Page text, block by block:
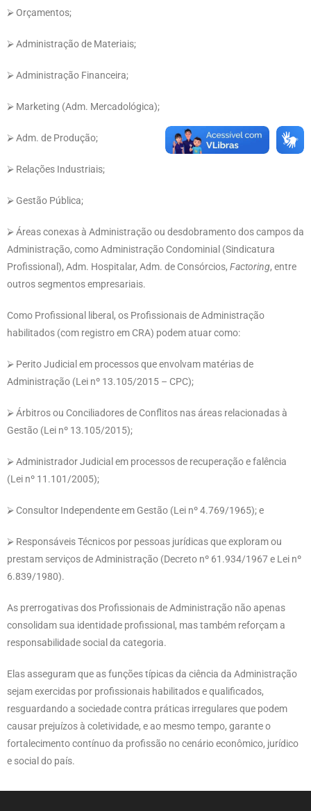
⮚ Orçamentos;
⮚ Administração de Materiais;
⮚ Administração Financeira;
⮚ Marketing (Adm. Mercadológica);
⮚ Adm. de Produção;
⮚ Relações Industriais;
⮚ Gestão Pública;
⮚ Áreas conexas à Administração ou desdobramento dos campos da
Administração, como Administração Condominial (Sindicatura
Profissional), Adm. Hospitalar, Adm. de Consórcios, Factoring, entre
outros segmentos empresariais.
Como Profissional liberal, os Profissionais de Administração
habilitados (com registro em CRA) podem atuar como:
⮚ Perito Judicial em processos que envolvam matérias de
Administração (Lei nº 13.105/2015 – CPC);
⮚ Árbitros ou Conciliadores de Conflitos nas áreas relacionadas à
Gestão (Lei nº 13.105/2015);
⮚ Administrador Judicial em processos de recuperação e falência
(Lei nº 11.101/2005);
⮚ Consultor Independente em Gestão (Lei nº 4.769/1965); e
⮚ Responsáveis Técnicos por pessoas jurídicas que exploram ou
prestam serviços de Administração (Decreto nº 61.934/1967 e Lei nº
6.839/1980).
As prerrogativas dos Profissionais de Administração não apenas
consolidam sua identidade profissional, mas também reforçam a
responsabilidade social da categoria.
Elas asseguram que as funções típicas da ciência da Administração
sejam exercidas por profissionais habilitados e qualificados,
resguardando a sociedade contra práticas irregulares que podem
causar prejuízos à coletividade, e ao mesmo tempo, garante o
fortalecimento contínuo da profissão no cenário econômico, jurídico
e social do país.